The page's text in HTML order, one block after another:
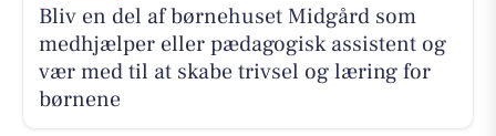
Bliv en del af børnehuset Midgård som
medhjælper eller pædagogisk assistent og
vær med til at skabe trivsel og læring for
børnene